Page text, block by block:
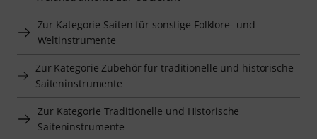
Zur Kategorie Saiten für sonstige Folklore- und
Weltinstrumente
Zur Kategorie Zubehör für traditionelle und historische
Saiteninstrumente
Zur Kategorie Traditionelle und Historische
Saiteninstrumente